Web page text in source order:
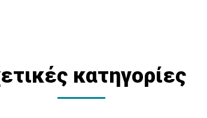
κατηγορίες